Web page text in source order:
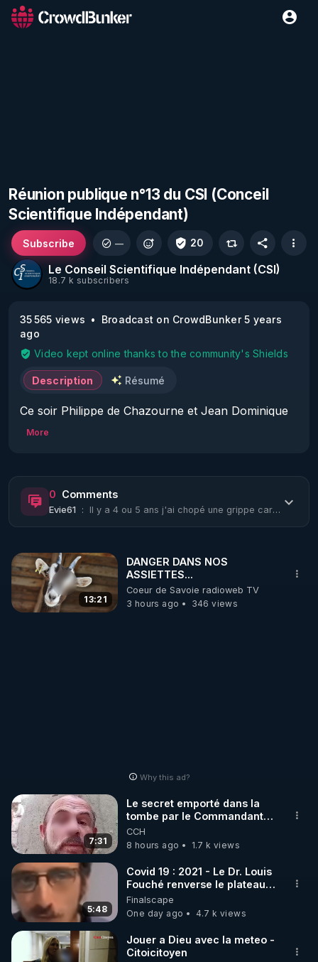
Réunion publique n°13 du CSI (Conceil
Scientifique Indépendant)
Le Conseil Scientifique Indépendant (CSI)
18.7 k subscribers
Subscribe — 20
35 565 views
Broadcast on CrowdBunker 5 years
ago
Video kept online thanks to the community's Shields
Description Résumé
Ce soir Philippe de Chazourne et Jean Dominique
Michel
- Politique de santé vs économie de la maladie
Vous pouvez suivre la vidéo de ce jour quoi qu'il
arrive sur www.reinfocovid.fr/live.
Elle sera diffusée sur Youtube puis retirée pour
éviter la fermeture de nos chaînes.
Retrouvez en priorité l'émission sur Crowdbunker
https://odysee.com/@ColCovMed-Reunion:9?
More
0 Comments
Evie61 : Il y a 4 ou 5 ans j'ai chopé une grippe carabiné mon médecin m'a prescrit le tam...
13:21
DANGER DANS NOS
ASSIETTES...
Coeur de Savoie radioweb TV
3 hours ago
346 views
Why this ad?
7:31
Le secret emporté dans la
tombe par le Commandant
Cousteau le 25 juin 1997
CCH
8 hours ago
1.7 k views
5:48
Covid 19 : 2021 - Le Dr. Louis
Fouché renverse le plateau
de CNews !
Finalscape
One day ago
4.7 k views
Jouer a Dieu avec la meteo -
Citoicitoyen